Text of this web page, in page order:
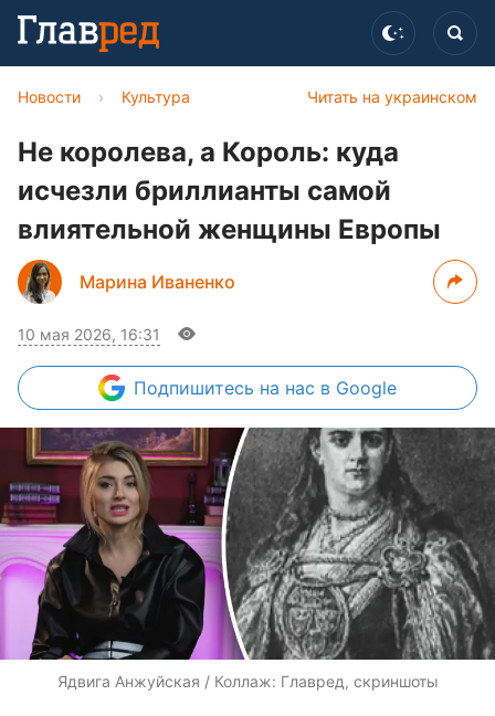
Читать на украинском
Новости › Культура
Не королева, а Король: куда
исчезли бриллианты самой
влиятельной женщины Европы
Марина Иваненко
10 мая 2026, 16:31
Подпишитесь на нас в Google
Ядвига Анжуйская / Коллаж: Главред, скриншоты